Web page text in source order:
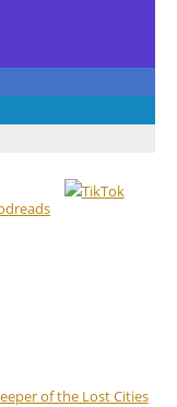
of the Lost Cities